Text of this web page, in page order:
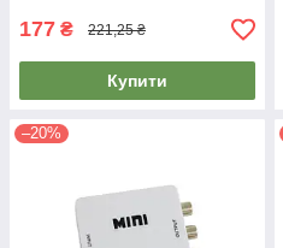
177 ₴ 221,25 ₴
Купити
–20%